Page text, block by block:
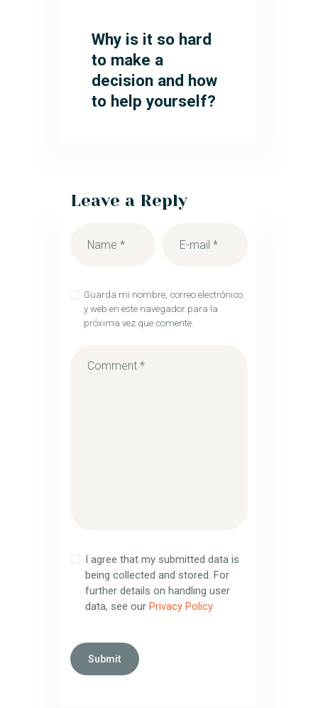
Why is it so hard
to make a
decision and how
to help yourself?
Leave a Reply
Guarda mi nombre, correo electrónico
y web en este navegador para la
próxima vez que comente.
I agree that my submitted data is
being collected and stored. For
further details on handling user
data, see our Privacy Policy